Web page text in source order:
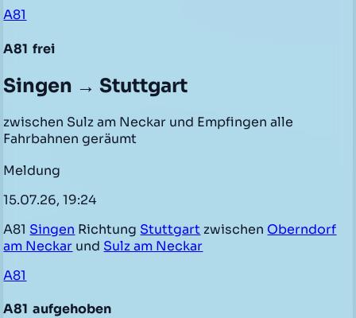
A81
A81 frei
Singen → Stuttgart
zwischen Sulz am Neckar und Empfingen alle
Fahrbahnen geräumt
Meldung
15.07.26, 19:24
A81 Singen Richtung Stuttgart zwischen Oberndorf
am Neckar und Sulz am Neckar
A81
A81 aufgehoben